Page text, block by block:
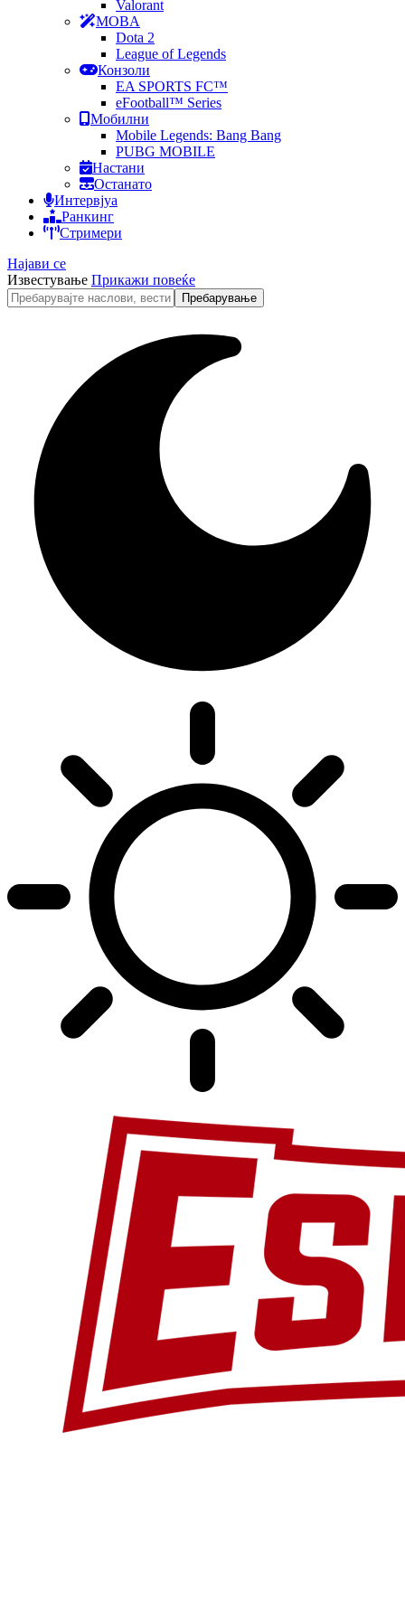
Valorant
MOBA
Dota 2
League of Legends
Конзоли
EA SPORTS FC™
eFootball™ Series
Мобилни
Mobile Legends: Bang Bang
PUBG MOBILE
Настани
Останато
Интервјуа
Ранкинг
Стримери
Најави се
Известување Прикажи повеќе